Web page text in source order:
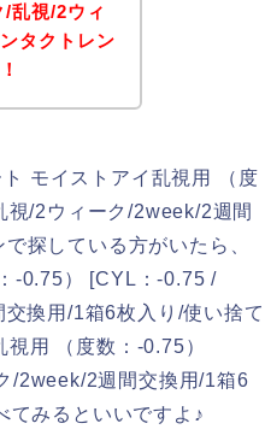
乱視/2ウィ
タクトレン
モイストアイ乱視用 （度
/2ウィーク/2week/2週間
探している方がいたら、
-0.75） [CYL：-0.75 /
換用/1箱6枚入り/使い捨て
用 （度数：-0.75）
/2week/2週間交換用/1箱6
みるといいですよ♪